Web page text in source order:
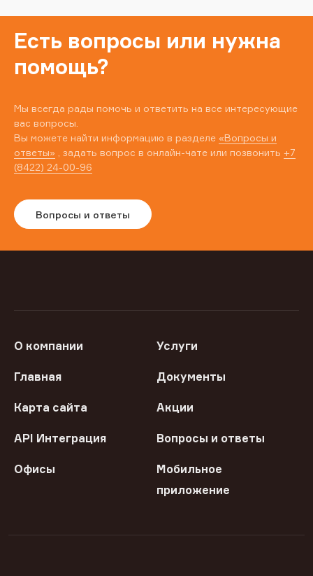
Есть вопросы или нужна
помощь?
Мы всегда рады помочь и ответить на все интересующие
вас вопросы.
Вы можете найти информацию в разделе «Вопросы и
ответы» , задать вопрос в онлайн-чате или позвонить +7
(8422) 24-00-96
Вопросы и ответы
О компании Услуги
Главная Документы
Карта сайта Акции
API Интеграция Вопросы и ответы
Офисы
Мобильное
приложение